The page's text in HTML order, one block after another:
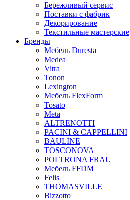
Бережливый сервис
Поставки с фабрик
Декорирование
Текстильные мастерские
Бренды
Мебель Duresta
Medea
Vitra
Tonon
Lexington
Мебель FlexForm
Tosato
Meta
ALTRENOTTI
PACINI & CAPPELLINI
BAULINE
TOSCONOVA
POLTRONA FRAU
Мебель FFDM
Felis
THOMASVILLE
Bizzotto